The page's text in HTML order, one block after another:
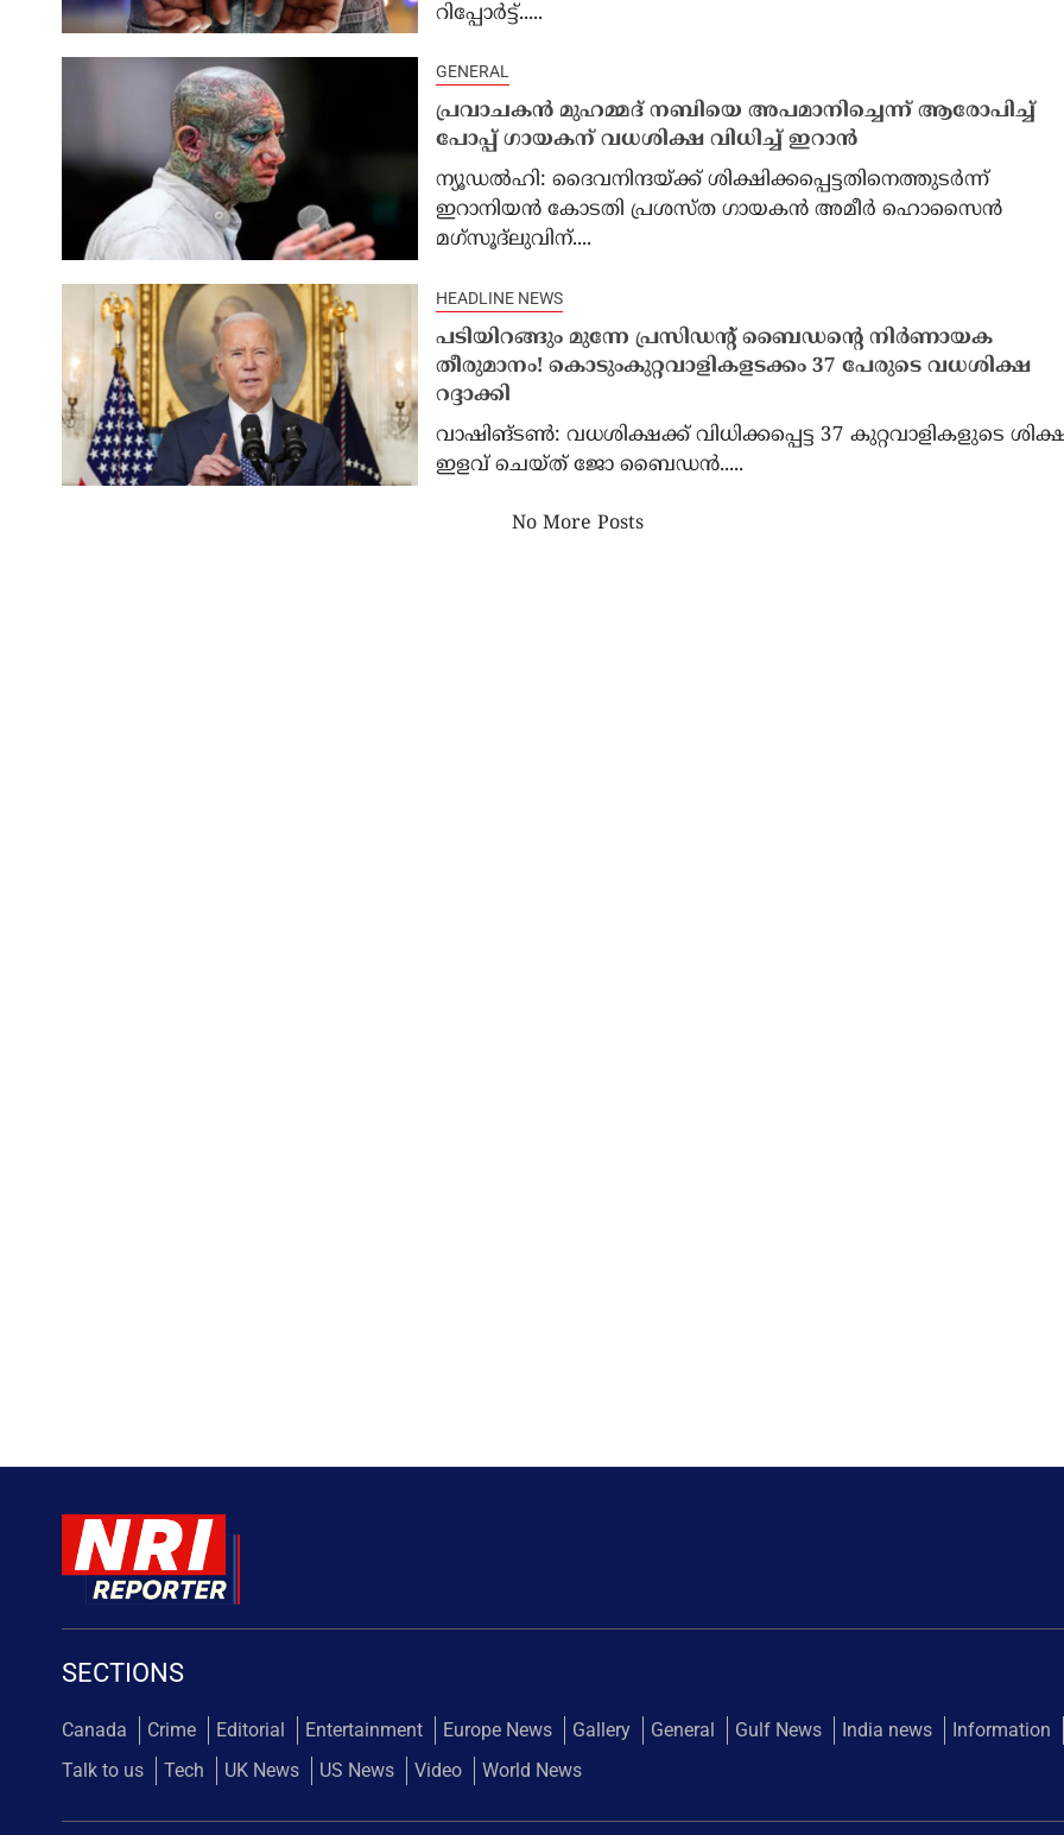
റിപ്പോര്‍ട്ട്.....
GENERAL
പ്രവാചകന്‍ മുഹമ്മദ് നബിയെ അപമാനിച്ചെന്ന് ആരോപിച്ച്
പോപ്പ് ഗായകന് വധശിക്ഷ വിധിച്ച് ഇറാന്‍
ന്യൂഡല്‍ഹി: ദൈവനിന്ദയ്ക്ക് ശിക്ഷിക്കപ്പെട്ടതിനെത്തുടര്‍ന്ന്
ഇറാനിയന്‍ കോടതി പ്രശസ്ത ഗായകന്‍ അമീര്‍ ഹൊസൈന്‍
മഗ്സൂദ്ലുവിന്....
HEADLINE NEWS
പടിയിറങ്ങും മുന്നേ പ്രസിഡന്റ് ബൈഡന്റെ നിർണായക
തീരുമാനം! കൊടുംകുറ്റവാളികളടക്കം 37 പേരുടെ വധശിക്ഷ
റദ്ദാക്കി
വാഷിങ്ടൺ: വധശിക്ഷക്ക് വിധിക്കപ്പെട്ട 37 കുറ്റവാളികളുടെ
ഇളവ് ചെയ്ത് ജോ ബൈഡൻ.....
No More Posts
SECTIONS
Canada Crime Editorial Entertainment Europe News Gallery General Gulf News India news
Information
Talk to us
Tech UK News US News Video World News